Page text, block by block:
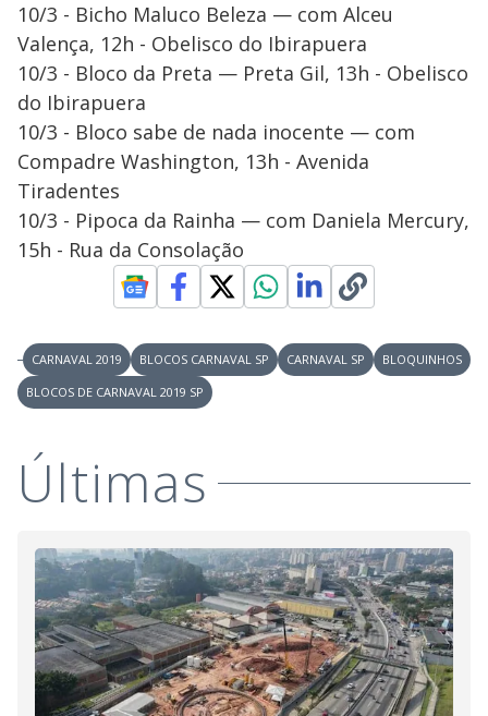
10/3 - Bicho Maluco Beleza — com Alceu
Valença, 12h - Obelisco do Ibirapuera
10/3 - Bloco da Preta — Preta Gil, 13h - Obelisco
do Ibirapuera
10/3 - Bloco sabe de nada inocente — com
Compadre Washington, 13h - Avenida
Tiradentes
10/3 - Pipoca da Rainha — com Daniela Mercury,
15h - Rua da Consolação
CARNAVAL 2019 BLOCOS CARNAVAL SP CARNAVAL SP
BLOQUINHOS
BLOCOS DE CARNAVAL 2019 SP
Últimas